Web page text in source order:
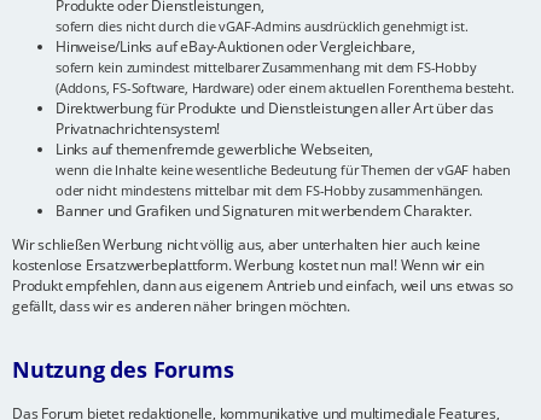
Produkte oder Dienstleistungen,
sofern dies nicht durch die vGAF-Admins ausdrücklich genehmigt ist.
Hinweise/Links auf eBay-Auktionen oder Vergleichbare,
sofern kein zumindest mittelbarer Zusammenhang mit dem FS-Hobby
(Addons, FS-Software, Hardware) oder einem aktuellen Forenthema besteht.
Direktwerbung für Produkte und Dienstleistungen aller Art über das
Privatnachrichtensystem!
Links auf themenfremde gewerbliche Webseiten,
wenn die Inhalte keine wesentliche Bedeutung für Themen der vGAF haben
oder nicht mindestens mittelbar mit dem FS-Hobby zusammenhängen.
Banner und Grafiken und Signaturen mit werbendem Charakter.
Wir schließen Werbung nicht völlig aus, aber unterhalten hier auch keine
kostenlose Ersatzwerbeplattform. Werbung kostet nun mal! Wenn wir ein
Produkt empfehlen, dann aus eigenem Antrieb und einfach, weil uns etwas so
gefällt, dass wir es anderen näher bringen möchten.
Nutzung des Forums
Das Forum bietet redaktionelle, kommunikative und multimediale Features,